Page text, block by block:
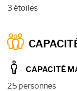
3 étoiles
CAPACITÉ
25 personnes